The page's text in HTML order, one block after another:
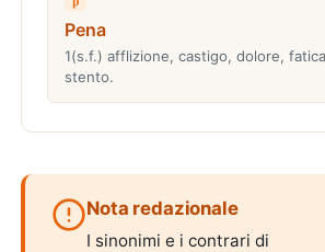
Pena
1(s.f.) afflizione, castigo, dolore,
stento.
Nota redazionale
I sinonimi e i contrari di